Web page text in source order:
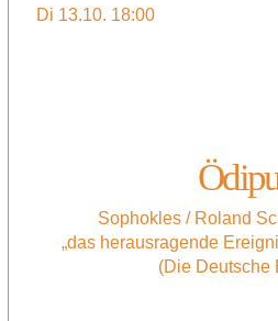
Di 13.10. 18:00
Sophokles / Roland
„das herausragende
(Die Deutsche